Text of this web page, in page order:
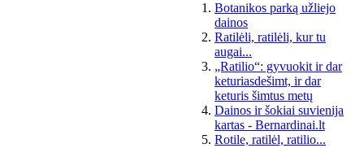
Botanikos parką užliejo
dainos
Ratilėli, ratilėli, kur tu
augai...
„Ratilio“: gyvuokit ir dar
keturiasdešimt, ir dar
keturis šimtus metų
Dainos ir šokiai suvienija
kartas - Bernardinai.lt
Rotile, ratilėl, ratilio...